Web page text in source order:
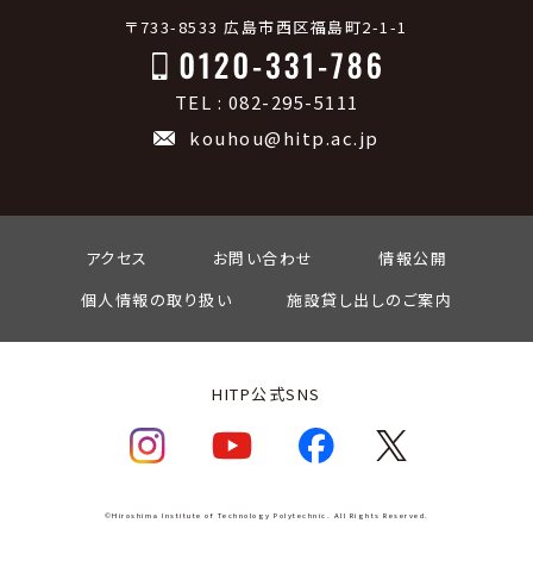
〒733-8533 広島市西区福島町2-1-1
TEL : 082-295-5111
kouhou@hitp.ac.jp
アクセス お問い合わせ
情報公開
個人情報の取り扱い
施設貸し出しのご案内
HITP公式SNS
©Hiroshima Institute of Technology Polytechnic. All Rights Reserved.